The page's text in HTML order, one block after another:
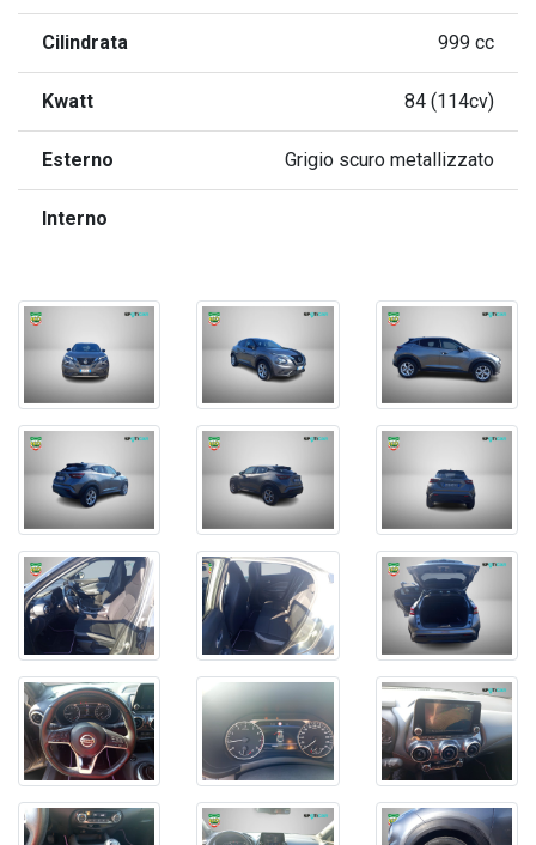
Cilindrata 999 cc
Kwatt 84 (114cv)
Esterno Grigio scuro metallizzato
Interno